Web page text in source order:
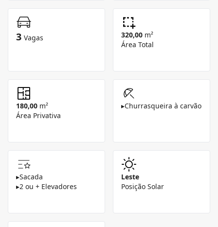
3 Vagas 320,00 m²
Área Total
180,00 m²
Área Privativa
▸Churrasqueira à carvão
▸Sacada
▸2 ou + Elevadores
Leste
Posição Solar